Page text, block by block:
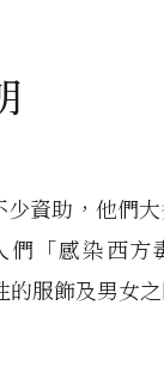
資助，他們
「感染西方
的服飾及男女